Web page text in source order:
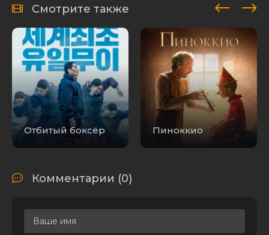
Смотрите также
Отбитый боксёр Пиноккио
Комментарии (0)